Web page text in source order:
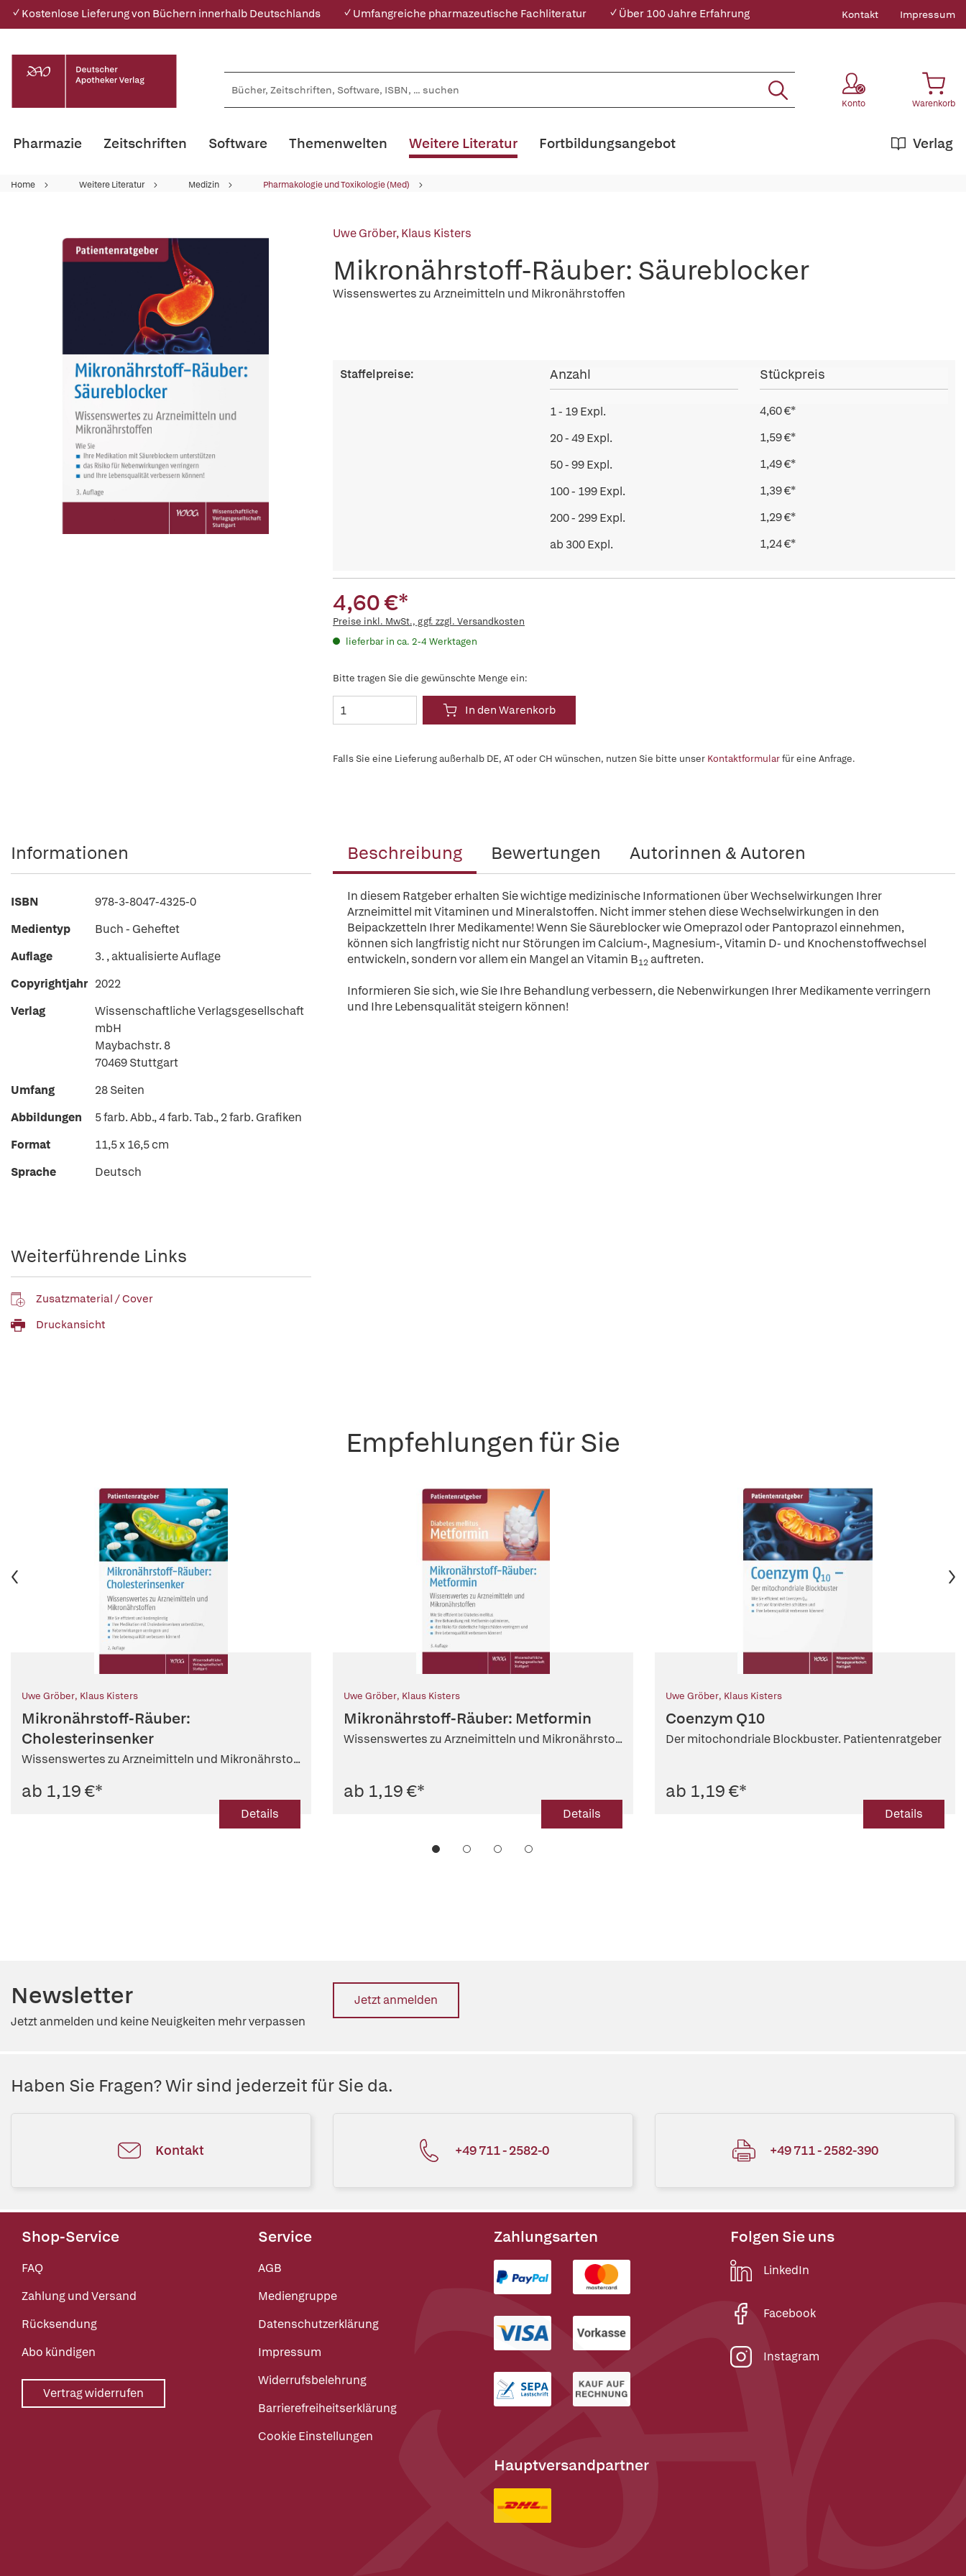
✓ Kostenlose Lieferung von Büchern innerhalb Deutschlands ✓ Umfangreiche pharmazeutische Fachliteratur ✓ Über 100 Jahre Erfahrung Kontakt Impressum
Konto Warenkorb
Pharmazie Zeitschriften Software Themenwelten Weitere Literatur Verlag
Fortbildungsangebot
Home Weitere Literatur Medizin Pharmakologie und Toxikologie (Med)
Uwe Gröber,Klaus Kisters
Mikronährstoff-Räuber: Säureblocker
Wissenswertes zu Arzneimitteln und Mikronährstoffen
Staffelpreise: Anzahl Stückpreis
1 - 19 Expl.
4,60 €*
20 - 49 Expl.
1,59 €*
50 - 99 Expl.
1,49 €*
100 - 199 Expl.
1,39 €*
200 - 299 Expl.
1,29 €*
ab 300 Expl.
1,24 €*
4,60 €*
Preise inkl. MwSt., ggf. zzgl. Versandkosten
lieferbar in ca. 2-4 Werktagen
Bitte tragen Sie die gewünschte Menge ein:
In den Warenkorb
Falls Sie eine Lieferung außerhalb DE, AT oder CH wünschen, nutzen Sie bitte unser Kontaktformularfür eine Anfrage.
Beschreibung Bewertungen Autorinnen & Autoren
In diesem Ratgeber erhalten Sie wichtige medizinische Informationen über Wechselwirkungen Ihrer
Arzneimittel mit Vitaminen und Mineralstoffen. Nicht immer stehen diese Wechselwirkungen in den
Beipackzetteln Ihrer Medikamente! Wenn Sie Säureblocker wie Omeprazol oder Pantoprazol einnehmen,
können sich langfristig nicht nur Störungen im Calcium-, Magnesium-, Vitamin D- und Knochenstoffwechsel
entwickeln, sondern vor allem ein Mangel an Vitamin B12 auftreten.
Informieren Sie sich, wie Sie Ihre Behandlung verbessern, die Nebenwirkungen Ihrer Medikamente verringern
und Ihre Lebensqualität steigern können!
Informationen
ISBN
978-3-8047-4325-0
Medientyp
Buch - Geheftet
Auflage
3. , aktualisierte Auflage
Copyrightjahr 2022
Verlag
Wissenschaftliche Verlagsgesellschaft
mbH
Maybachstr. 8
70469 Stuttgart
Umfang
28 Seiten
Abbildungen
5 farb. Abb., 4 farb. Tab., 2 farb. Grafiken
Format
11,5 x 16,5 cm
Sprache
Deutsch
Weiterführende Links
Zusatzmaterial / Cover
Druckansicht
Empfehlungen für Sie
Uwe Gröber, Klaus Kisters
Mikronährstoff-Räuber:
Cholesterinsenker
Wissenswertes zu Arzneimitteln und Mikronährsto...
ab 1,19 €*
Details
Uwe Gröber, Klaus Kisters
Mikronährstoff-Räuber: Metformin
Wissenswertes zu Arzneimitteln und Mikronährsto...
ab 1,19 €*
Details
Uwe Gröber, Klaus Kisters
Coenzym Q10
Der mitochondriale Blockbuster. Patientenratgeber
ab 1,19 €*
Details
Newsletter
Jetzt anmelden und keine Neuigkeiten mehr verpassen
Jetzt anmelden
Haben Sie Fragen? Wir sind jederzeit für Sie da.
Kontakt +49 711 - 2582-0 +49 711 - 2582-390
Shop-Service
FAQ
Zahlung und Versand
Rücksendung
Abo kündigen
Vertrag widerrufen
Service
AGB
Mediengruppe
Datenschutzerklärung
Impressum
Widerrufsbelehrung
Barrierefreiheitserklärung
Cookie Einstellungen
Zahlungsarten
Hauptversandpartner
Folgen Sie uns
LinkedIn
Facebook
Instagram